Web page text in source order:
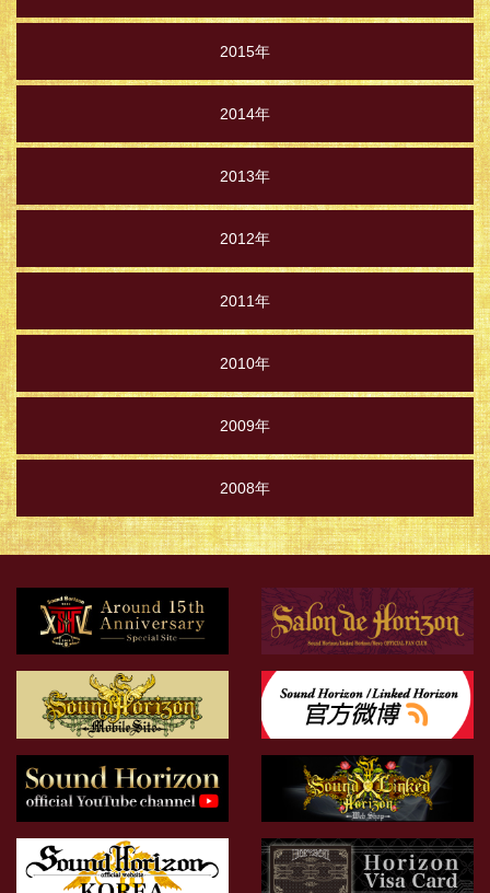
2015年
2014年
2013年
2012年
2011年
2010年
2009年
2008年